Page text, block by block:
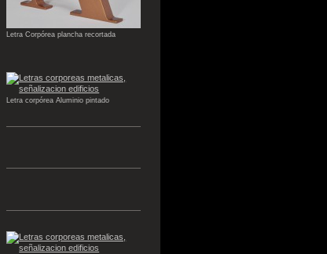
Letra Corpórea plancha recortada
Letra corpórea Aluminio pintado